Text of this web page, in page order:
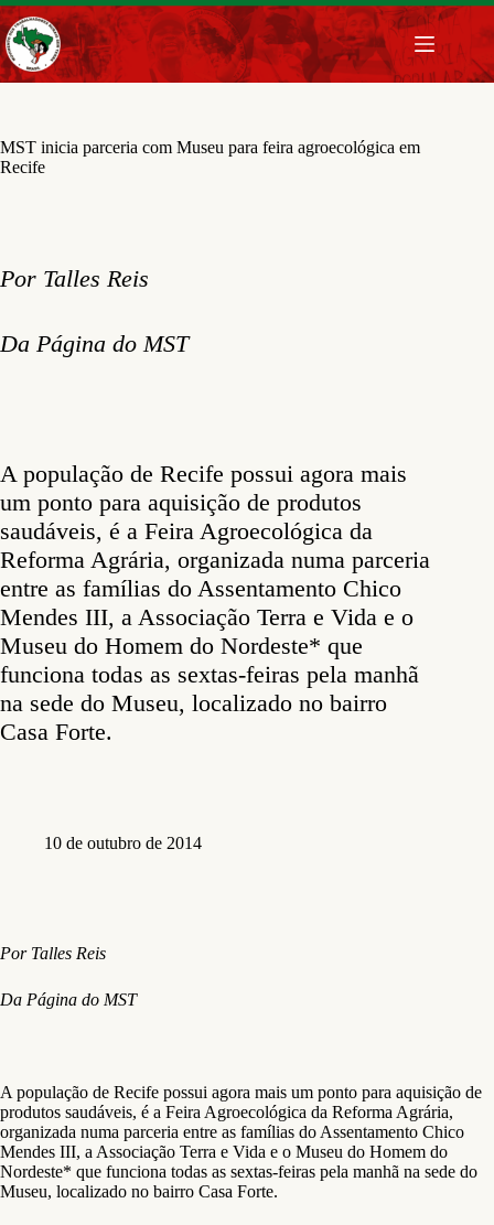
Pular
para
o
conteúdo
MST inicia parceria com Museu para feira agroecológica em
Recife
Por Talles Reis
Da Página do MST
A população de Recife possui agora mais
um ponto para aquisição de produtos
saudáveis, é a Feira Agroecológica da
Reforma Agrária, organizada numa parceria
entre as famílias do Assentamento Chico
Mendes III, a Associação Terra e Vida e o
Museu do Homem do Nordeste* que
funciona todas as sextas-feiras pela manhã
na sede do Museu, localizado no bairro
Casa Forte.
10 de outubro de 2014
Por Talles Reis
Da Página do MST
A população de Recife possui agora mais um ponto para aquisição de
produtos saudáveis, é a Feira Agroecológica da Reforma Agrária,
organizada numa parceria entre as famílias do Assentamento Chico
Mendes III, a Associação Terra e Vida e o Museu do Homem do
Nordeste* que funciona todas as sextas-feiras pela manhã na sede do
Museu, localizado no bairro Casa Forte.